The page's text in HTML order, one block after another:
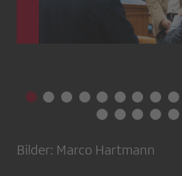
Bilder: Marco Hartmann